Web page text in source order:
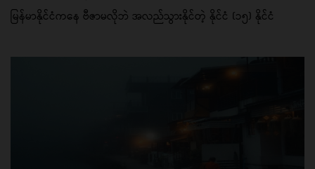
မြန်မာနိုင်ငံကနေ ဗီဇာမလိုဘဲ အလည်သွားနိုင်တဲ့ နိုင်ငံ (၁၅) နိုင်ငံ